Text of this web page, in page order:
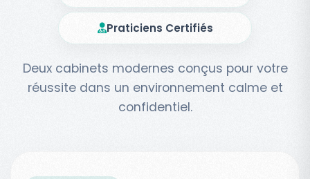
Praticiens Certifiés
Deux cabinets modernes conçus pour votre
réussite dans un environnement calme et
confidentiel.